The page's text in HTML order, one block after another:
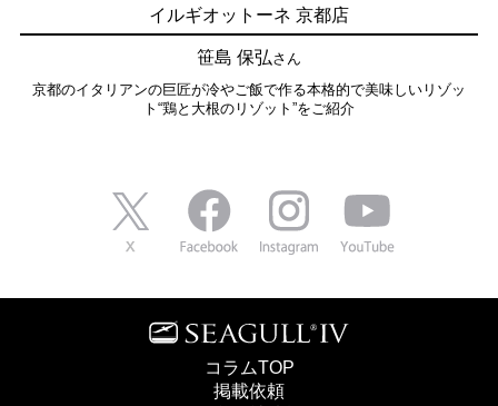
イルギオットーネ 京都店
笹島 保弘さん
京都のイタリアンの巨匠が冷やご飯で作る本格的で美味しいリゾッ
ト“鶏と大根のリゾット”をご紹介
コラムTOP
掲載依頼